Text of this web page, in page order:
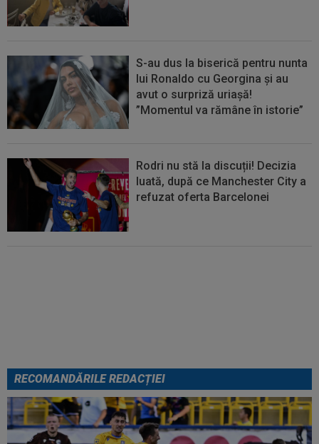
S-au dus la biserică pentru nunta
lui Ronaldo cu Georgina și au
avut o surpriză uriașă!
”Momentul va rămâne în istorie”
Rodri nu stă la discuții! Decizia
luată, după ce Manchester City a
refuzat oferta Barcelonei
RECOMANDĂRILE REDACȚIEI